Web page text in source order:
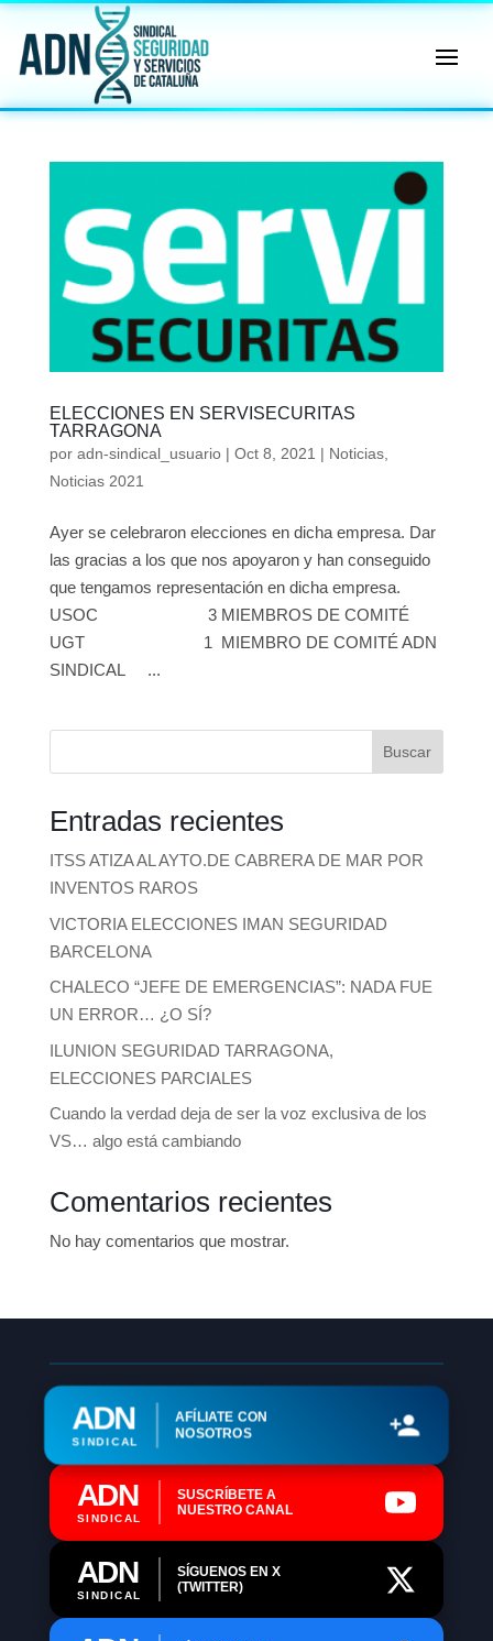
ELECCIONES EN SERVISECURITAS
TARRAGONA
por adn-sindical_usuario| Oct 8, 2021 | Noticias,
Noticias 2021
Ayer se celebraron elecciones en dicha empresa. Dar
las gracias a los que nos apoyaron y han conseguido
que tengamos representación en dicha empresa.
USOC 3 MIEMBROS DE COMITÉ
UGT 1 MIEMBRO DE COMITÉ ADN
SINDICAL ...
Buscar
Entradas recientes
ITSS ATIZA AL AYTO.DE CABRERA DE MAR POR
INVENTOS RAROS
VICTORIA ELECCIONES IMAN SEGURIDAD
BARCELONA
CHALECO “JEFE DE EMERGENCIAS”: NADA FUE
UN ERROR… ¿O SÍ?
ILUNION SEGURIDAD TARRAGONA,
ELECCIONES PARCIALES
Cuando la verdad deja de ser la voz exclusiva de los
VS… algo está cambiando
Comentarios recientes
No hay comentarios que mostrar.
ADN
SINDICAL
AFÍLIATE CON
NOSOTROS
ADN
SINDICAL
SUSCRÍBETE A
NUESTRO CANAL
ADN
SINDICAL
SÍGUENOS EN X
(TWITTER)
✖
Sindical
ℹ️ Consulta General a Sede (Email)
⚖️ Dpto. Jurídico y Abogados (Email)
🤖 Dudas Rápidas del Convenio (IA)
📊 Herramienta: Tabla Salarial PDF
✊ Trámite: Afiliarse al Sindicato
📍 Info: Horarios y Contacto Sede